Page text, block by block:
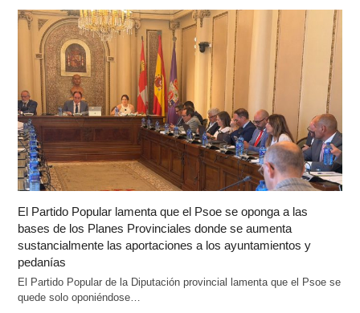
El Partido Popular lamenta que el Psoe se oponga a las
bases de los Planes Provinciales donde se aumenta
sustancialmente las aportaciones a los ayuntamientos y
pedanías
El Partido Popular de la Diputación provincial lamenta que el Psoe se
quede solo oponiéndose…